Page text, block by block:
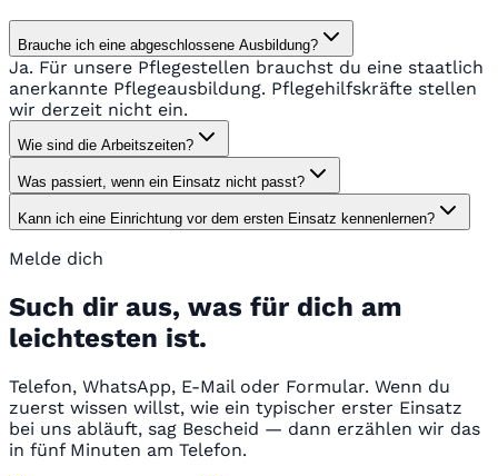
Brauche ich eine abgeschlossene Ausbildung?
Ja. Für unsere Pflegestellen brauchst du eine staatlich
anerkannte Pflegeausbildung. Pflegehilfskräfte stellen
wir derzeit nicht ein.
Wie sind die Arbeitszeiten?
Was passiert, wenn ein Einsatz nicht passt?
Kann ich eine Einrichtung vor dem ersten Einsatz kennenlernen?
Melde dich
Such dir aus, was für dich am
leichtesten ist.
Telefon, WhatsApp, E-Mail oder Formular. Wenn du
zuerst wissen willst, wie ein typischer erster Einsatz
bei uns abläuft, sag Bescheid — dann erzählen wir das
in fünf Minuten am Telefon.